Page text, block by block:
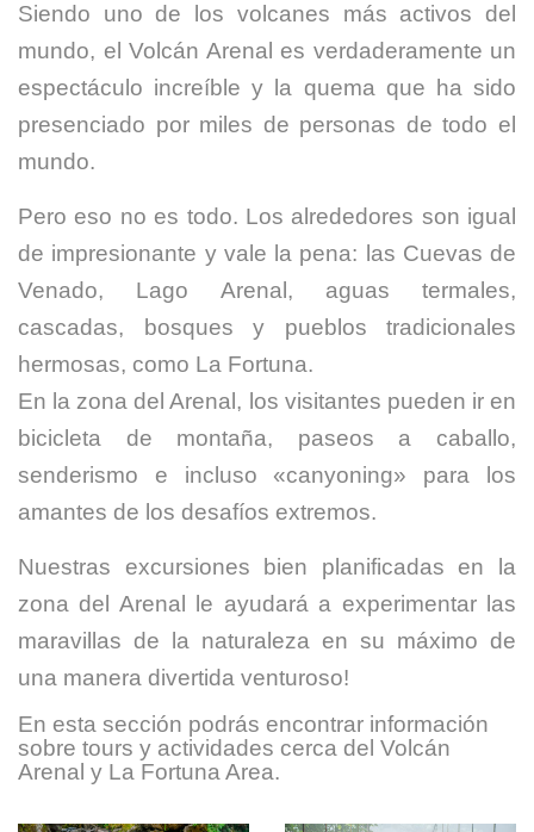
Siendo uno de los volcanes más activos del
mundo, el Volcán Arenal es verdaderamente un
espectáculo increíble y la quema que ha sido
presenciado por miles de personas de todo el
mundo.
Pero eso no es todo. Los alrededores son igual
de impresionante y vale la pena: las Cuevas de
Venado, Lago Arenal , aguas termales,
cascadas, bosques
y pueblos
tradicionales
hermosas, como La Fortuna.
En la zona del Arenal , los visitantes pueden ir en
bicicleta de
montaña, paseos a
caballo,
senderismo
e incluso «canyoning» para los
amantes de los desafíos extremos.
Nuestras excursiones bien planificadas en
la
zona del Arenal
le ayudará a experimentar
las
maravillas de
la naturaleza en su máximo de
una manera divertida venturoso!
En esta sección podrás encontrar información
sobre tours y actividades cerca del Volcán
Arenal y La Fortuna Area.